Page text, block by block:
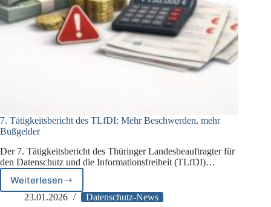
7. Tätigkeitsbericht des TLfDI: Mehr Beschwerden, mehr
Bußgelder
Der 7. Tätigkeitsbericht des Thüringer Landesbeauftragter für
den Datenschutz und die Informationsfreiheit (TLfDI)…
Weiterlesen
7.
Tätigkeitsbericht
23.01.2026 Datenschutz-News